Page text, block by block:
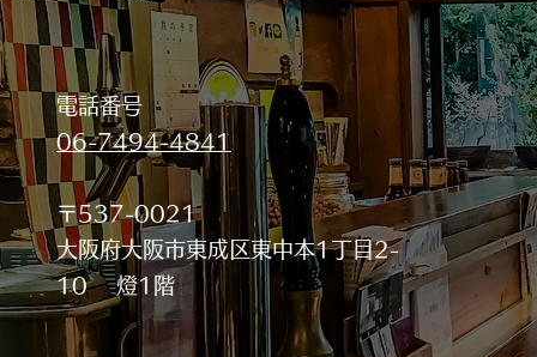
​電話番号
06-7494-4841
〒537-0021
大阪府大阪市東成区東中本1丁目2-
10 燈1階